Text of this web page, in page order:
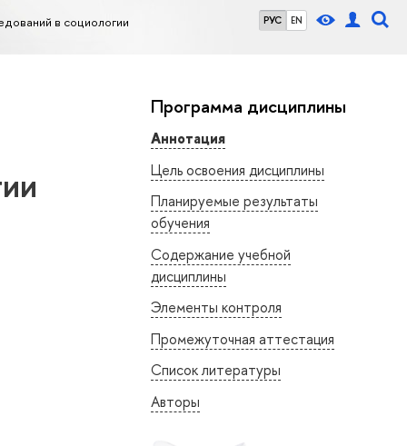
РУС EN
в социологии
Программа дисциплины
Аннотация
Цель освоения дисциплины
Планируемые результаты
обучения
Содержание учебной
дисциплины
Элементы контроля
Промежуточная аттестация
Список литературы
Авторы